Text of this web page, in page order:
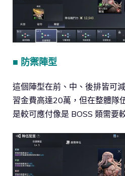
■ 防禦陣型
這個陣型在前、中、後排皆可
習金費高達20萬，但在整體隊
是較可應付像是 BOSS 類需要